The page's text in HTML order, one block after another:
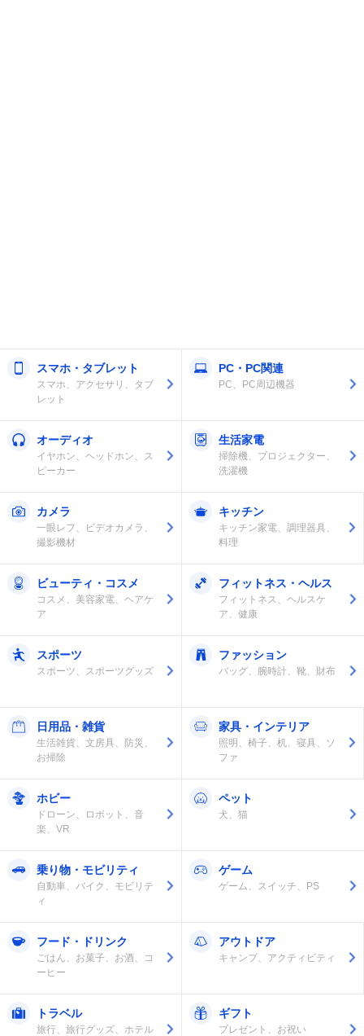
スマホ・タブレット
スマホ、アクセサリ、タブ
レット
PC・PC関連
PC、PC周辺機器
オーディオ
イヤホン、ヘッドホン、ス
ピーカー
生活家電
掃除機、プロジェクター、
洗濯機
カメラ
一眼レフ、ビデオカメラ、
撮影機材
キッチン
キッチン家電、調理器具、
料理
ビューティ・コスメ
コスメ、美容家電、ヘアケ
ア
フィットネス・ヘルス
フィットネス、ヘルスケ
ア、健康
スポーツ
スポーツ、スポーツグッズ
ファッション
バッグ、腕時計、靴、財布
日用品・雑貨
生活雑貨、文房具、防災、
お掃除
家具・インテリア
照明、椅子、机、寝具、ソ
ファ
ホビー
ドローン、ロボット、音
楽、VR
ペット
犬、猫
乗り物・モビリティ
自動車、バイク、モビリテ
ィ
ゲーム
ゲーム、スイッチ、PS
フード・ドリンク
ごはん、お菓子、お酒、コ
ーヒー
アウトドア
キャンプ、アクティビティ
トラベル
旅行、旅行グッズ、ホテル
ギフト
プレゼント、お祝い